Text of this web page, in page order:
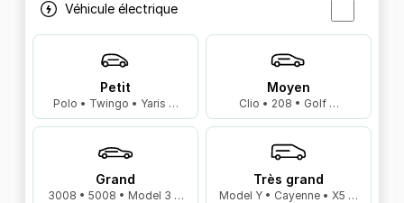
Véhicule électrique
Petit
Polo • Twingo • Yaris …
Moyen
Clio • 208 • Golf …
Grand
3008 • 5008 • Model 3 …
Très grand
Model Y • Cayenne • X5 …